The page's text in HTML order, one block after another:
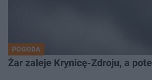
POGODA
Żar zaleje Krynicę-Zdroju, a